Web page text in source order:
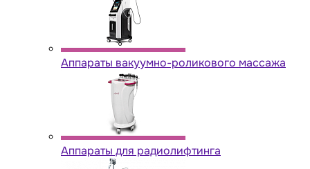
Аппараты вакуумно-роликового массажа
Аппараты для радиолифтинга